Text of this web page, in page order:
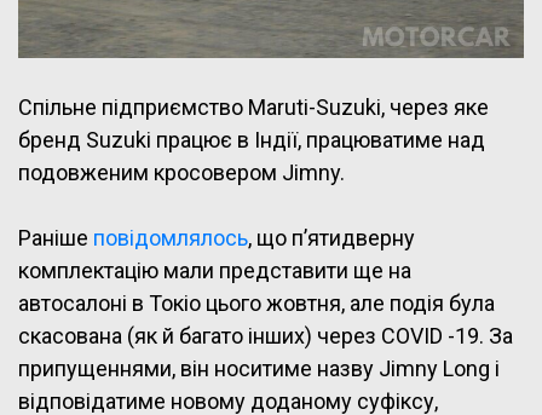
Спільне підприємство Maruti-Suzuki, через яке
бренд Suzuki працює в Індії, працюватиме над
подовженим кросовером Jimny.
Раніше повідомлялось, що п’ятидверну
комплектацію мали представити ще на
автосалоні в Токіо цього жовтня, але подія була
скасована (як й багато інших) через COVID -19. За
припущеннями, він носитиме назву Jimny Long і
відповідатиме новому доданому суфіксу,